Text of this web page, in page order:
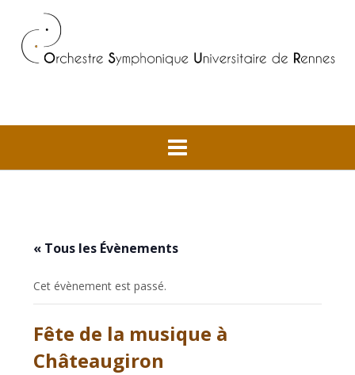
content
« Tous les Évènements
Cet évènement est passé.
Fête de la musique à
Châteaugiron